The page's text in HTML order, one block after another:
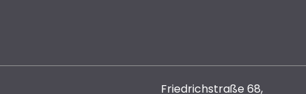
Friedrichstraße 68,